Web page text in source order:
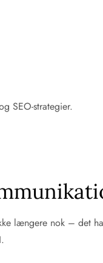
SEO-strategier.
længere nok – det